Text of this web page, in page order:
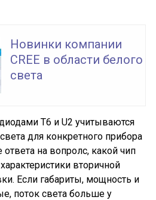
Новинки компании
CREE в области белого
света
Т6 и U2 учитываются
для конкретного прибора
на вопролс, какой чип
вторичной
Если габариты, мощность и
поток света больше у